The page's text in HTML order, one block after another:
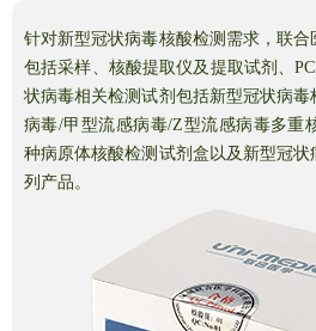
针对新型冠状病毒核酸检测需求，联合
包括采样、核酸提取仪及提取试剂、
状病毒相关检测试剂包括新型冠状病
病毒/甲型流感病毒/Z型流感病毒多重
种病原体核酸检测试剂盒以及新型冠
列产品。